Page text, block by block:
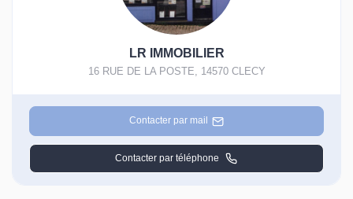
LR IMMOBILIER
16 RUE DE LA POSTE, 14570 CLECY
Contacter par mail
Contacter par téléphone